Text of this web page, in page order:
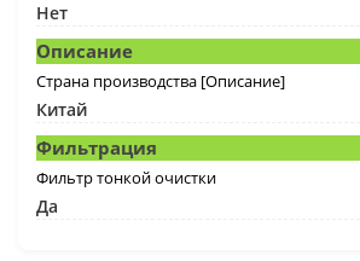
Нет
Описание
Страна производства [Описание]
Китай
Фильтрация
Фильтр тонкой очистки
Да